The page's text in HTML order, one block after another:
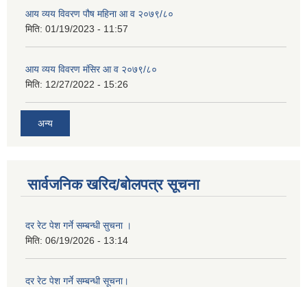
आय व्यय विवरण पौष महिना आ व २०७९/८०
मिति: 01/19/2023 - 11:57
आय व्यय विवरण मंसिर आ व २०७९/८०
मिति: 12/27/2022 - 15:26
अन्य
सार्वजनिक खरिद/बोलपत्र सूचना
दर रेट पेश गर्ने सम्बन्धी सुचना ।
मिति: 06/19/2026 - 13:14
दर रेट पेश गर्ने सम्बन्धी सूचना।